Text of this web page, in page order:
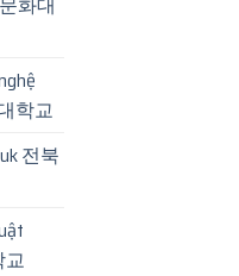
학교
전북
교